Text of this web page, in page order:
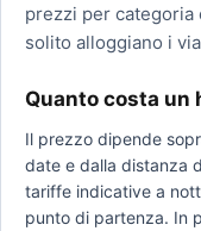
prezzi per categoria
solito alloggiano i
Quanto costa un
Il prezzo dipende
date e dalla distanza
tariffe indicative a
punto di partenza. In